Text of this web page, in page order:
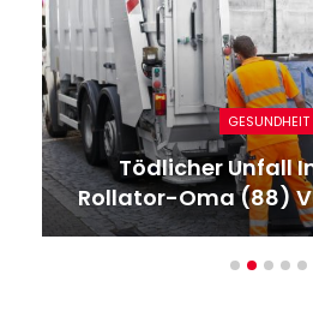
GESUNDHEIT
Tödlicher Unfall
Rollator-Oma (88)